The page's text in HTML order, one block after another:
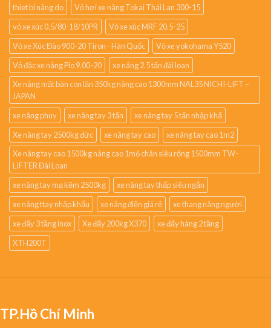
thiet bi nâng do
Vỏ hơi xe nâng Tokai Thái Lan 300-15
vỏ xe xúc 0.5/80-18/10PR
Vỏ xe xúc MRF 20.5-25
Vỏ xe Xúc Đào 900-20 Tiron - Hàn Quốc
Vỏ xe yokohama Y520
Vỏ đặc xe nâng Pio 9.00-20
xe nâng 2.5 tấn đài loan
Xe nâng mặt bàn con lăn 350kg nâng cao 1300mm NAL35 NICHI-LIFT –
JAPAN
xe nâng phuy
xe nâng tay 3 tấn
xe nâng tay 5 tấn nhập khẩ
Xe nâng tay 2500kg đức
xe nâng tay cao
xe nâng tay cao 1m2
Xe nâng tay cao 1500kg nâng cao 1m6 chân siêu rộng 1500mm TW-
LIFTER Đài Loan
xe nâng tay mạ kẽm 2500kg
xe nâng tay thấp siêu ngắn
xe nâng ttay nhập khẩu
xe nâng điện giá rẻ
xe thang nâng người
xe đẩy 3 tầng inox
Xe đẩy 200kg X370
xe đẩy hàng 2 tầng
XTH200T
TP.Hồ Chí Minh